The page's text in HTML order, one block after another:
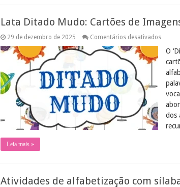
Lata Ditado Mudo: Cartões de
29 de dezembro de 2025 Comentários desativadosem
Ditado
Mudo:
de
para
O
dos
Leia mais »
Atividades de alfabetização com